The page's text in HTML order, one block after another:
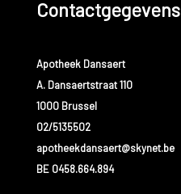
Contactgegevens
Apotheek Dansaert
A. Dansaertstraat 110
1000 Brussel
02/5135502
apotheekdansaert@skynet.be
BE 0458.664.894